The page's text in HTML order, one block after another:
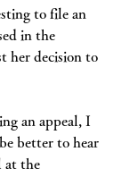
to file an
in the
her decision to
an appeal, I
better to hear
at the